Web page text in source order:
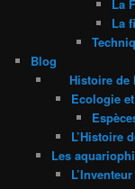
La
La
Blog
Histoire de
Ecologie
L’Histoire
Les